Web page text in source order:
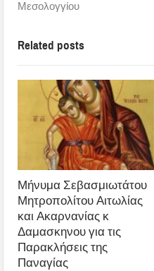
Μεσολογγίου
Related posts
Μήνυμα Σεβασμιωτάτου
Μητροπολίτου Αιτωλίας
και Ακαρνανίας κ
Δαμασκηνου για τις
Παρακλήσεις της
Παναγίας